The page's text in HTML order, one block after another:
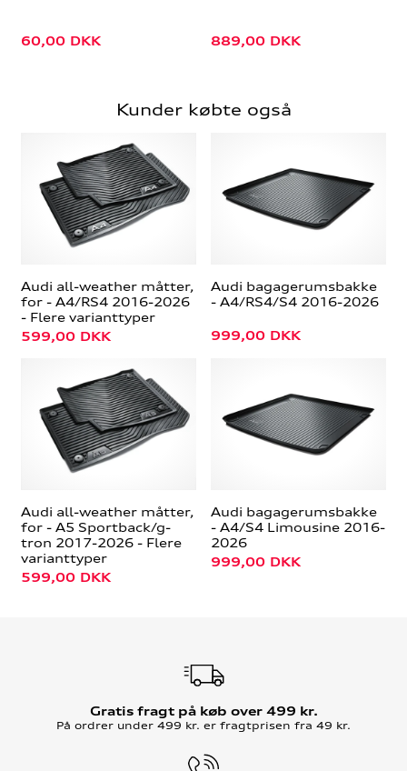
60,00 DKK 889,00 DKK
Kunder købte også
Audi all-weather måtter,
for - A4/RS4 2016-2026
- Flere varianttyper
599,00 DKK
Audi bagagerumsbakke
- A4/RS4/S4 2016-2026
999,00 DKK
Audi all-weather måtter,
for - A5 Sportback/g-
tron 2017-2026 - Flere
varianttyper
599,00 DKK
Audi bagagerumsbakke
- A4/S4 Limousine 2016-
2026
999,00 DKK
Gratis fragt på køb over 499 kr.
På ordrer under 499 kr. er fragtprisen fra 49 kr.